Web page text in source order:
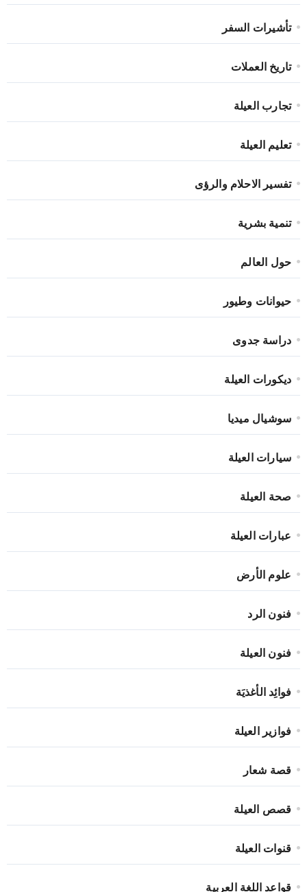
تأشيرات السفر
تاريخ العملات
تجارب العيلة
تعليم العيلة
تفسير الاحلام والرؤى
تنمية بشرية
حول العالم
حيوانات وطيور
دراسة جدوى
ديكورات العيلة
سوشيال ميديا
سيارات العيلة
صحة العيلة
عبارات العيلة
علوم الأرض
فنون الرد
فنون العيلة
فوائِد الأغذيَة
فوازير العيلة
قصة شعار
قصص العيلة
قنوات العيلة
قواعد اللغة العربية